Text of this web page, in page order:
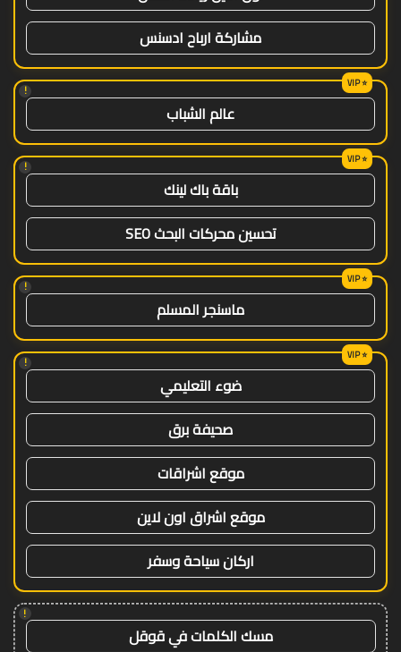
مشاركة ارباح ادسنس
!
عالم الشباب
!
باقة باك لينك
تحسين محركات البحث SEO
!
ماسنجر المسلم
!
ضوء التعليمي
صحيفة برق
موقع اشراقات
موقع اشراق اون لاين
اركان سياحة وسفر
!
مسك الكلمات في قوقل